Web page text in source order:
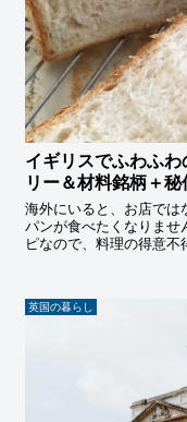
イギリスでふわふ
リー＆材料銘柄＋秘
海外にいると、お店では
パンが食べたくなりませ
ピなので、料理の得意
英国の暮らし